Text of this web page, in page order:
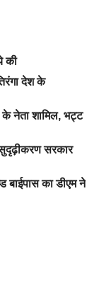
की
देश के
के नेता शामिल, भट्ट
सरकार
बाईपास का डीएम ने